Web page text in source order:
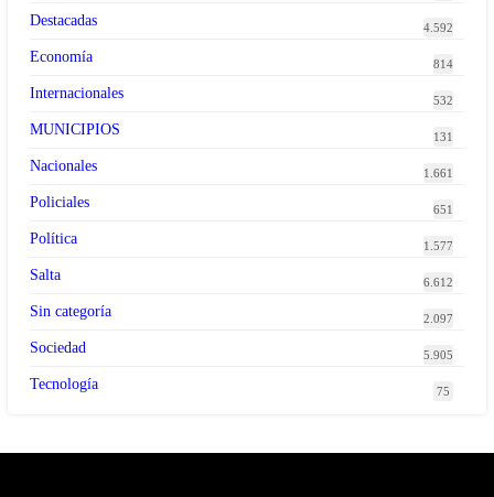
Destacadas 4.592
Economía 814
Internacionales 532
MUNICIPIOS 131
Nacionales 1.661
Policiales 651
Política 1.577
Salta 6.612
Sin categoría 2.097
Sociedad 5.905
Tecnología 75